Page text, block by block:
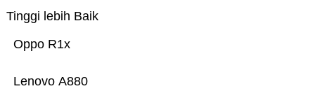
Tinggi lebih Baik
Lenovo A880
Oppo R1x